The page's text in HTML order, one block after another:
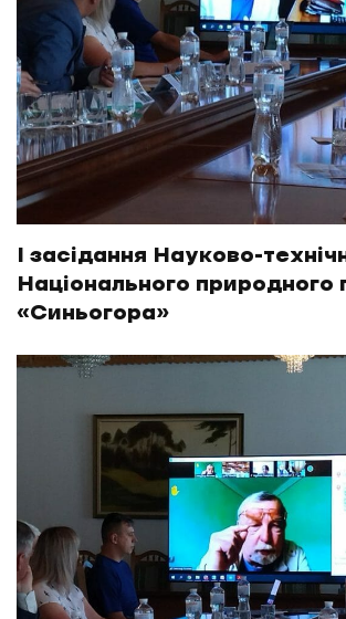
І засідання Науково-
Національного природного
«Синьогора»